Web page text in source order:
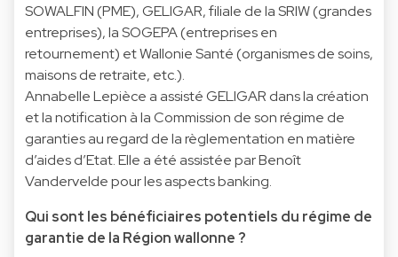
SOWALFIN (PME), GELIGAR, filiale de la SRIW (grandes
entreprises), la SOGEPA (entreprises en
retournement) et Wallonie Santé (organismes de soins,
maisons de retraite, etc.).
Annabelle Lepièce a assisté GELIGAR dans la création
et la notification à la Commission de son régime de
garanties au regard de la règlementation en matière
d’aides d’Etat. Elle a été assistée par Benoît
Vandervelde pour les aspects banking.
Qui sont les bénéficiaires potentiels du régime de
garantie de la Région wallonne ?